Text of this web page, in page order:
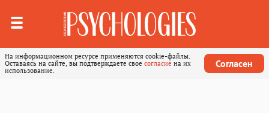
На информационном ресурсе применяются cookie-файлы.
Оставаясь на сайте, вы подтверждаете свое согласие на их
использование.
Согласен